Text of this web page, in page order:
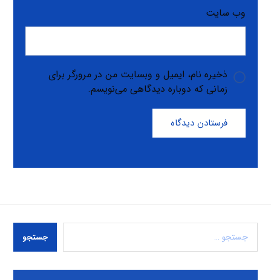
وب‌ سایت
ذخیره نام، ایمیل و وبسایت من در مرورگر برای
زمانی که دوباره دیدگاهی می‌نویسم.
فرستادن دیدگاه
جستجو